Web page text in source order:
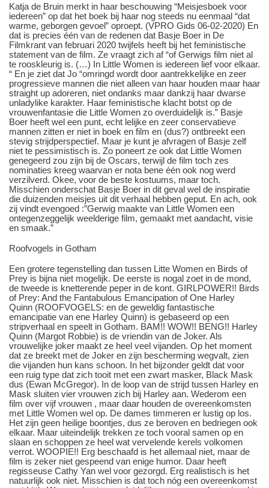
Katja de Bruin merkt in haar beschouwing “Meisjesboek voor
iedereen” op dat het boek bij haar nog steeds nu eenmaal “dat
warme, geborgen gevoel” oproept. (VPRO Gids 06-02-2020) En
dat is precies één van de redenen dat Basje Boer in De
Filmkrant van februari 2020 twijfels heeft bij het feministische
statement van de film. Ze vraagt zich af “of Gerwigs film niet al
te rooskleurig is. (…) In Little Women is iedereen lief voor elkaar.
“ En je ziet dat Jo “omringd wordt door aantrekkelijke en zeer
progressieve mannen die niet alleen van haar houden maar haar
straight up adoreren, niet ondanks maar dankzij haar dwarse
unladylike karakter. Haar feministische klacht botst op de
vrouwenfantasie die Little Women zo overduidelijk is.” Basje
Boer heeft wel een punt, echt lelijke en zeer conservatieve
mannen zitten er niet in boek en film en (dus?) ontbreekt een
stevig strijdperspectief. Maar je kunt je afvragen of Basje zelf
niet te pessimistisch is. Zo poneert ze ook dat Little Women
genegeerd zou zijn bij de Oscars, terwijl de film toch zes
nominaties kreeg waarvan er nota bene één ook nog werd
verzilverd. Okee, voor de beste kostuums, maar toch.
Misschien onderschat Basje Boer in dit geval wel de inspiratie
die duizenden meisjes uit dit verhaal hebben geput. En ach, ook
zij vindt evengoed :”Gerwig maakte van Little Women een
ontegenzeggelijk weelderige film, gemaakt met aandacht, visie
en smaak.”
Roofvogels in Gotham
Een grotere tegenstelling dan tussen Litte Women en Birds of
Prey is bijna niet mogelijk. De eerste is nogal zoet in de mond,
de tweede is knetterende peper in de kont. GIRLPOWER!! Birds
of Prey: And the Fantabulous Emancipation of One Harley
Quinn (ROOFVOGELS: en de geweldig fantastische
emancipatie van ene Harley Quinn) is gebaseerd op een
stripverhaal en speelt in Gotham. BAM!! WOW!! BENG!! Harley
Quinn (Margot Robbie) is de vriendin van de Joker. Als
vrouwelijke joker maakt ze heel veel vijanden. Op het moment
dat ze breekt met de Joker en zijn bescherming wegvalt, zien
die vijanden hun kans schoon. In het bijzonder geldt dat voor
een ruig type dat zich tooit met een zwart masker, Black Mask
dus (Ewan McGregor). In de loop van de strijd tussen Harley en
Mask sluiten vier vrouwen zich bij Harley aan. Wederom een
film over vijf vrouwen , maar daar houden de overeenkomsten
met Little Women wel op. De dames timmeren er lustig op los.
Het zijn geen heilige boontjes, dus ze beroven en bedriegen ook
elkaar. Maar uiteindelijk trekken ze toch vooral samen op en
slaan en schoppen ze heel wat vervelende kerels volkomen
verrot. WOOPIE!! Erg beschaafd is het allemaal niet, maar de
film is zeker niet gespeend van enige humor. Daar heeft
regisseuse Cathy Yan wel voor gezorgd. Erg realistisch is het
natuurlijk ook niet. Misschien is dat toch nóg een overeenkomst